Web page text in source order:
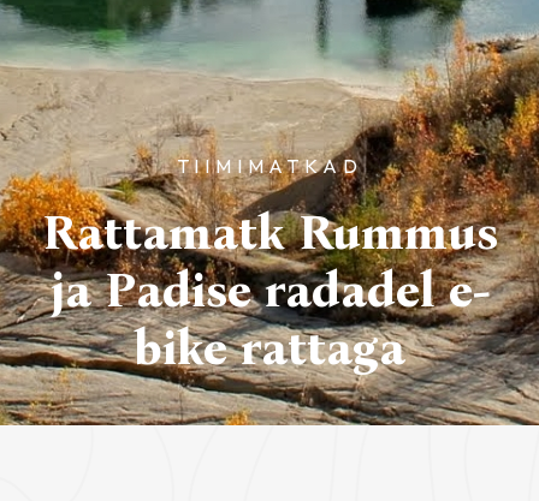
TIIMIMATKAD
Rattamatk Rummus
ja Padise radadel e-
bike rattaga